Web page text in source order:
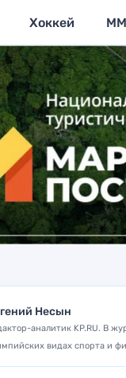
Хоккей
Несын
аналитик KP.RU. В
видах спорта и